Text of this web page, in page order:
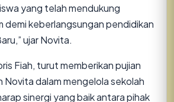
yang telah mendukung
demi keberlangsungan pendidikan
ujar Novita.
Fiah, turut memberikan pujian
dalam mengelola sekolah
sinergi yang baik antara pihak